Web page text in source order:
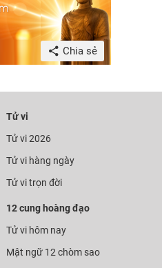
Chia sẻ
Tử vi
Tử vi 2026
Tử vi hàng ngày
Tử vi trọn đời
12 cung hoàng đạo
Tử vi hôm nay
Mật ngữ 12 chòm sao